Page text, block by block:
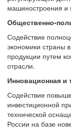
машиностроения и
Общественно-
Содействие
экономики страны
продукции путем
отрасли.
Инновационная и
Содействие
инвестиционной
технической
России на базе